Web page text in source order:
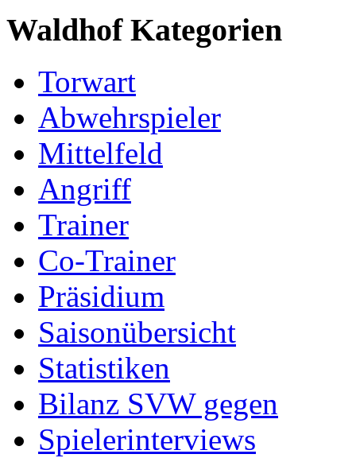
Waldhof Kategorien
Torwart
Abwehrspieler
Mittelfeld
Angriff
Trainer
Co-Trainer
Präsidium
Saisonübersicht
Statistiken
Bilanz SVW gegen
Spielerinterviews